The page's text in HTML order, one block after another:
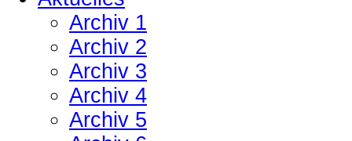
Archiv 1
Archiv 2
Archiv 3
Archiv 4
Archiv 5